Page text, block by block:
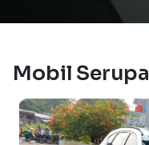
Mobil Serupa